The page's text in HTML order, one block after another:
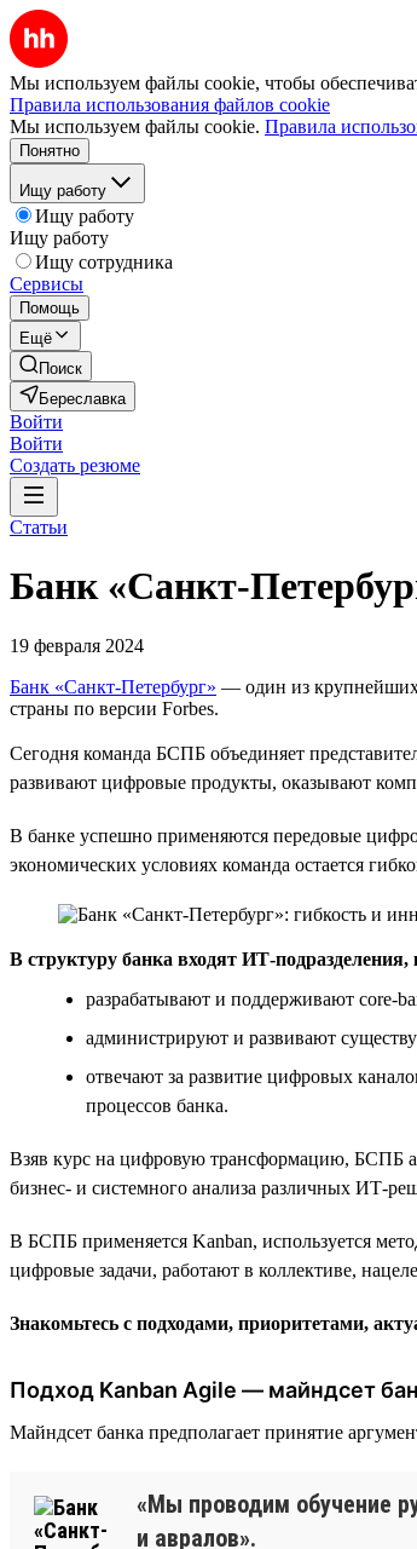
Мы используем файлы cookie, чтобы
Правила использования файлов cookie
Мы используем файлы cookie. Правила
Понятно
Ищу работу
Ищу работу
Ищу работу
Ищу сотрудника
Сервисы
Помощь
Ещё
Поиск
Береславка
Войти
Войти
Создать резюме
Статьи
Банк «Санкт-
19 февраля 2024
Банк «Санкт-Петербург» — один из крупнейших
страны по версии Forbes.
Сегодня команда БСПБ объединяет
развивают цифровые продукты, оказывают
В банке успешно применяются передовые
экономических условиях команда остается
В структуру банка входят ИТ-подразделения,
разрабатывают и поддерживают core-
администрируют и развивают
отвечают за развитие цифровых
процессов банка.
Взяв курс на цифровую трансформацию, БСПБ
бизнес- и системного анализа различных ИТ-
В БСПБ применяется Kanban, используется
цифровые задачи, работают в коллективе,
Знакомьтесь с подходами, приоритетами,
Подход Kanban Agile — майндсет
Майндсет банка предполагает принятие
«Мы проводим обучение
и авралов».